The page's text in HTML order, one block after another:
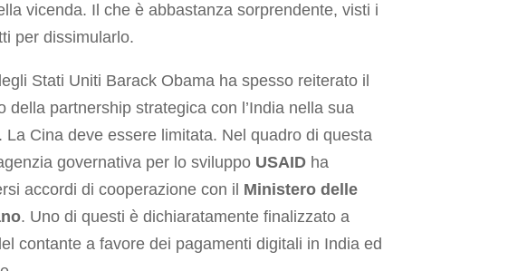
vicenda. Il che è abbastanza sorprendente, visti i
per dissimularlo.
Stati Uniti Barack Obama ha spesso reiterato il
della partnership strategica con l’India nella sua
La Cina deve essere limitata. Nel quadro di questa
governativa per lo sviluppo USAID ha
accordi di cooperazione con il Ministero delle
. Uno di questi è dichiaratamente finalizzato a
contante a favore dei pagamenti digitali in India ed